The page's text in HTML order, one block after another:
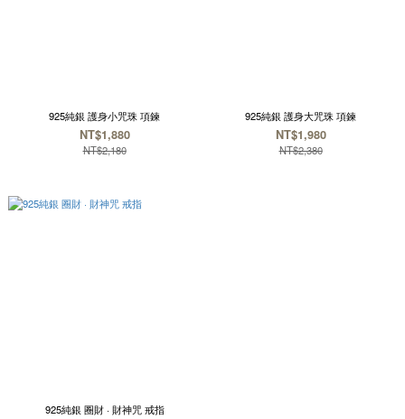
925純銀 護身小咒珠 項鍊
NT$1,880
NT$2,180
925純銀 護身大咒珠 項鍊
NT$1,980
NT$2,380
925純銀 圈財 · 財神咒 戒指